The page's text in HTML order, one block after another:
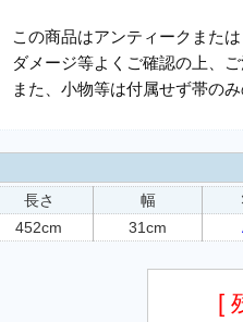
この商品はアンティークまたは
ダメージ等よくご確認の上、ご
また、小物等は付属せず帯のみ
長さ
452cm
幅
31cm
[